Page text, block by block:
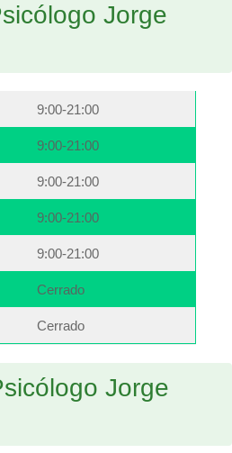
Jorge
9:00-21:00
9:00-21:00
9:00-21:00
9:00-21:00
9:00-21:00
Cerrado
Cerrado
Jorge